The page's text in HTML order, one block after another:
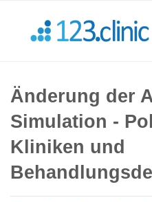
Änderung der
Simulation -
Kliniken und